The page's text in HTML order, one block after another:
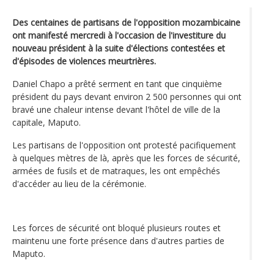
Des centaines de partisans de l'opposition mozambicaine
ont manifesté mercredi à l'occasion de l'investiture du
nouveau président à la suite d'élections contestées et
d'épisodes de violences meurtrières.
Daniel Chapo a prêté serment en tant que cinquième
président du pays devant environ 2 500 personnes qui ont
bravé une chaleur intense devant l'hôtel de ville de la
capitale, Maputo.
Les partisans de l'opposition ont protesté pacifiquement
à quelques mètres de là, après que les forces de sécurité,
armées de fusils et de matraques, les ont empêchés
d'accéder au lieu de la cérémonie.
Les forces de sécurité ont bloqué plusieurs routes et
maintenu une forte présence dans d'autres parties de
Maputo.